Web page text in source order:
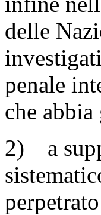
delle
penale
che
2) a